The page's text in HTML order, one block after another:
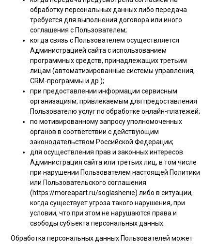
обработку персональных данных либо передача
требуется для выполнения договора или иного
соглашения с Пользователем;
когда связь с Пользователем осуществляется
Администрацией сайта с использованием
программных средств, принадлежащих третьим
лицам (автоматизированные системы управления,
CRM-программы и др.);
при предоставлении информации сервисным
организациям, привлекаемым для предоставления
Пользователю услуг по обработке онлайн-платежей;
по мотивированному запросу уполномоченных
органов в соответствии с действующим
законодательством Российской Федерации;
для осуществления прав и законных интересов
Администрация сайта или третьих лиц, в том числе
при нарушении Пользователем настоящей Политики
или Пользовательского соглашения
(https://moreapart.ru/soglashenie) либо в ситуации,
когда существует угроза такого нарушения, при
условии, что при этом не нарушаются права и
свободы субъекта персональных данных.
Обработка персональных данных Пользователей может